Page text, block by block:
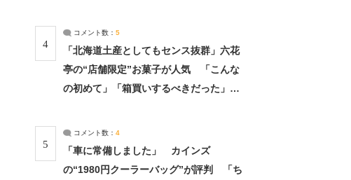
4
コメント数： 5
「北海道土産としてもセンス抜群」六花
亭の“店舗限定”お菓子が人気 「こんな
の初めて」「箱買いするべきだった」
5
コメント数： 4
「車に常備しました」 カインズ
の“1980円クーラーバッグ”が評判 「ち